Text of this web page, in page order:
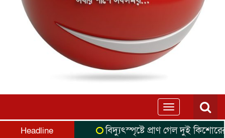
Toggle
navigation
Headline
বিদ্যুৎস্পৃষ্টে প্রাণ গেল দুই কিশোরের